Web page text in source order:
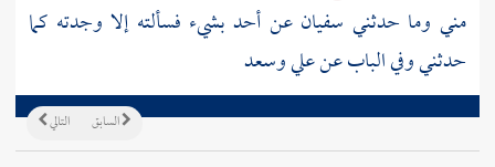
مني وما حدثني سفيانعن أحد بشيء فسألته إلا وجدته كما
حدثني وفي الباب عن علي وسعد
التالي السابق